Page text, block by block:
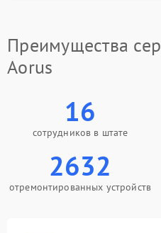
Замена северного моста
Замена корпуса
Поиск и удаление
вирусов
Преимущества
Aorus
16
сотрудников в штате
2632
отремонтированных устройств